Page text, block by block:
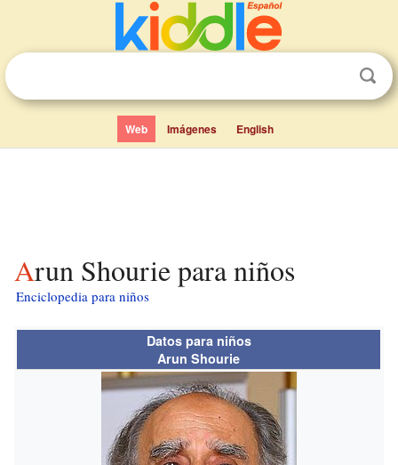
Web Imágenes English
Arun Shourie para niños
Enciclopedia para niños
Datos para niños
Arun Shourie